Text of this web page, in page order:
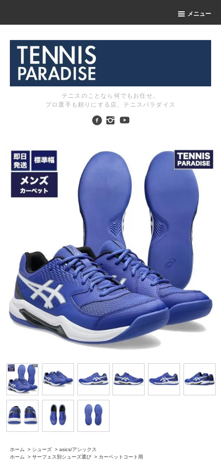
メニュー
テニスのことなら何でもお任せ。
プロ選手も頼りにする店、テニスパラダイス
ホーム > シューズ > asics/アシックス
ホーム
> サーフェス別シューズ選び > カーペットコート用